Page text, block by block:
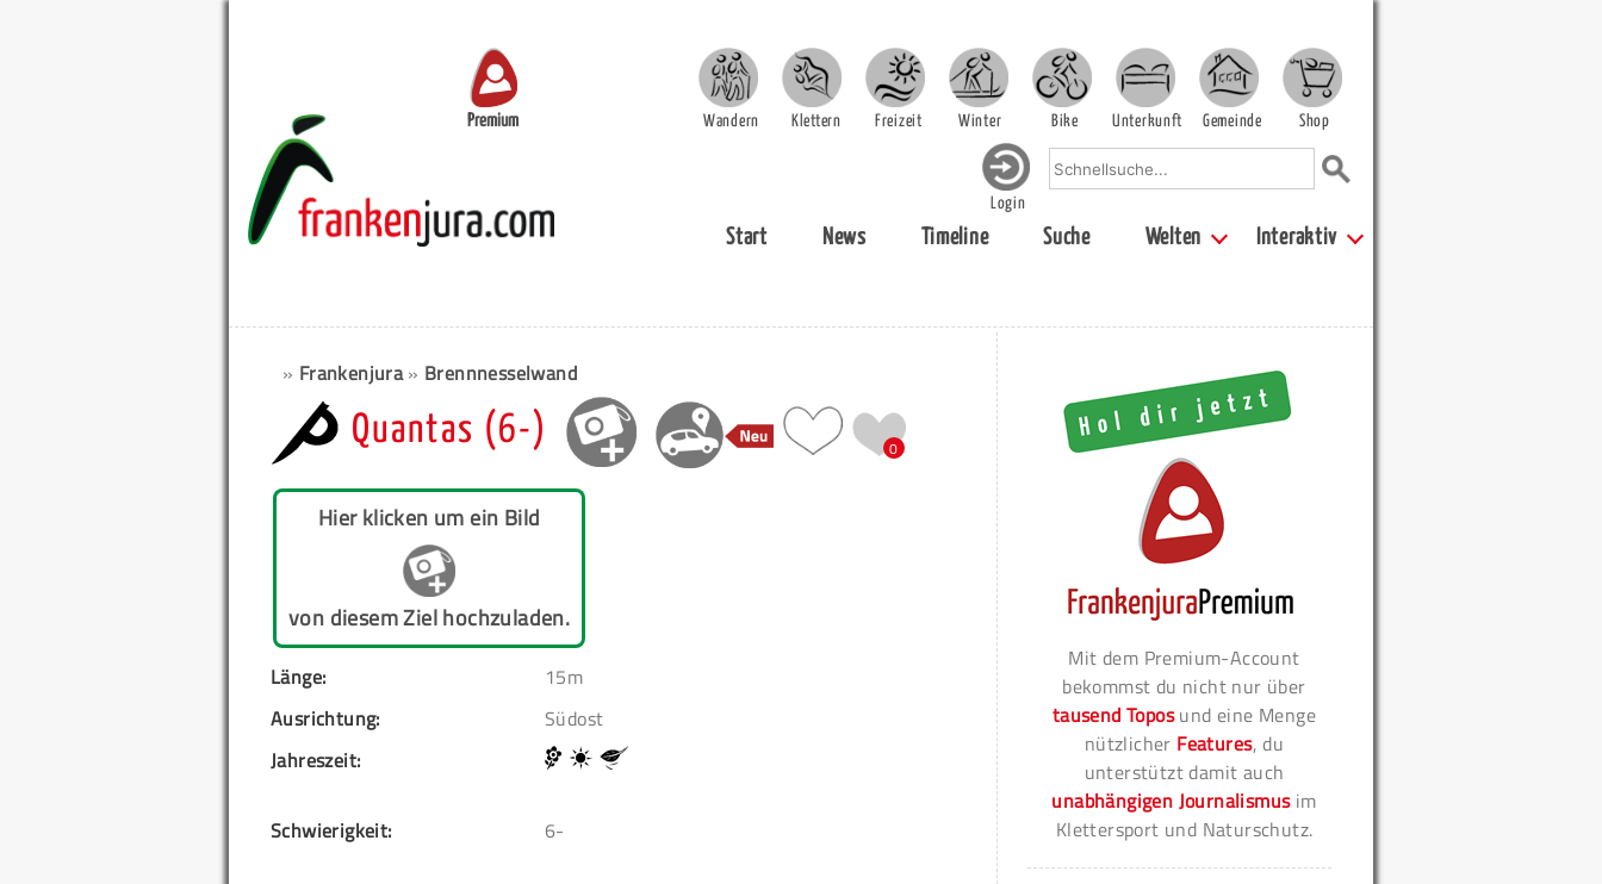
Premium Wandern Klettern Freizeit Winter Bike Unterkunft Gemeinde Shop
Login
Start News Timeline Suche Welten Interaktiv
» Frankenjura» Brennnesselwand
Quantas (6-) 0
Hier klicken um ein Bild
von diesem Ziel hochzuladen.
Länge:
15m
Ausrichtung:
Südost
Jahreszeit:
Schwierigkeit: 6-
Mit dem Premium-Account
bekommst du nicht nur über
tausend Toposund eine Menge
nützlicher Features, du
unterstützt damit auch
unabhängigen Journalismusim
Klettersport und Naturschutz.